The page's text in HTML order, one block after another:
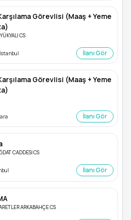
Görevlisi (Maaş + Yeme
CS
İlanı Gör
Görevlisi (Maaş + Yeme
İlanı Gör
CADDESİ CS
İlanı Gör
ARKABAHÇE CS